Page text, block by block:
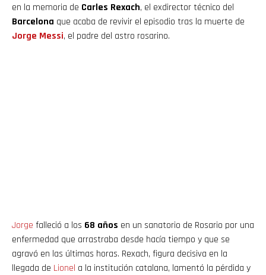
en la memoria de Carles Rexach, el exdirector técnico del
Barcelona que acaba de revivir el episodio tras la muerte de
Jorge Messi, el padre del astro rosarino.
Jorge falleció a los 68 años en un sanatorio de Rosario por una
enfermedad que arrastraba desde hacía tiempo y que se
agravó en las últimas horas. Rexach, figura decisiva en la
llegada de Lionel a la institución catalana, lamentó la pérdida y